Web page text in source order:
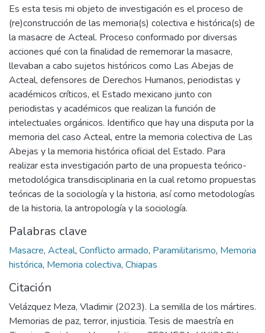
Es esta tesis mi objeto de investigación es el proceso de
(re)construcción de las memoria(s) colectiva e histórica(s) de
la masacre de Acteal. Proceso conformado por diversas
acciones qué con la finalidad de rememorar la masacre,
llevaban a cabo sujetos históricos como Las Abejas de
Acteal, defensores de Derechos Humanos, periodistas y
académicos críticos, el Estado mexicano junto con
periodistas y académicos que realizan la función de
intelectuales orgánicos. Identifico que hay una disputa por la
memoria del caso Acteal, entre la memoria colectiva de Las
Abejas y la memoria histórica oficial del Estado. Para
realizar esta investigación parto de una propuesta teórico-
metodológica transdisciplinaria en la cual retomo propuestas
teóricas de la sociología y la historia, así como metodologías
de la historia, la antropología y la sociología.
Palabras clave
Masacre, Acteal, Conflicto armado, Paramilitarismo, Memoria
histórica, Memoria colectiva, Chiapas
Citación
Velázquez Meza, Vladimir (2023). La semilla de los mártires.
Memorias de paz, terror, injusticia. Tesis de maestría en